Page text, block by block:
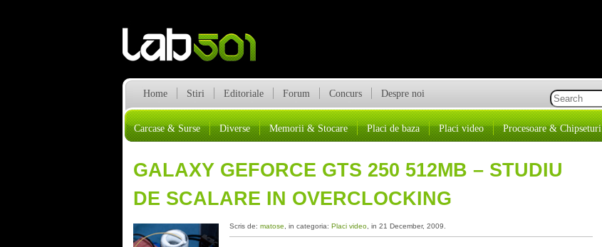
Home Stiri Editoriale Forum Concurs Despre noi
Carcase & Surse Diverse Memorii & Stocare Placi de baza Placi video Procesoare & Chipseturi
GALAXY GEFORCE GTS 250 512MB – STUDIU
DE SCALARE IN OVERCLOCKING
Scris de: matose , in categoria: Placi video, in 21 December, 2009.